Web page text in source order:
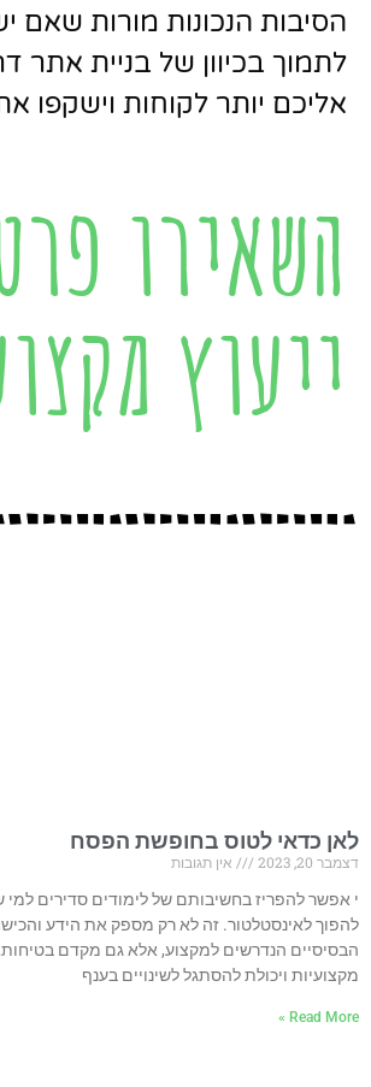
הסיבות הנכונות מורות שאם
לתמוך בכיוון של בניית אתר
אליכם יותר לקוחות וישקפו
השאירו
ייעוץ
לאן כדאי לטוס בחופשת הפסח
דצמבר 20, 2023
אין תגובות
י אפשר להפריז בחשיבותם של לימודים סדירים למי
להפוך לאינסטלטור. זה לא רק מספק את הידע
הבסיסיים הנדרשים למקצוע, אלא גם מקדם בטיחות,
מקצועיות ויכולת להסתגל לשינויים בענף
Read More »